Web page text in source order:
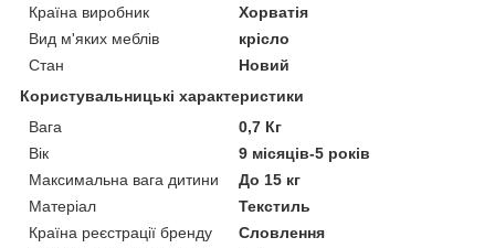
Країна виробник
Хорватія
Вид м'яких меблів
крісло
Стан
Новий
Користувальницькі характеристики
Вага
0,7 Кг
Вік
9 місяців-5 років
Максимальна вага дитини
До 15 кг
Матеріал
Текстиль
Країна реєстрації бренду
Словлення